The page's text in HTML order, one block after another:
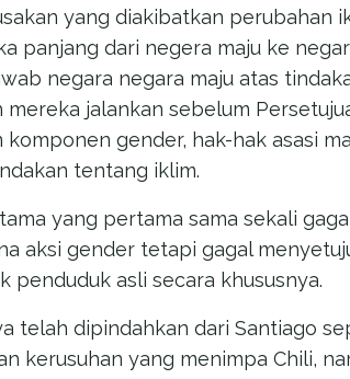
yang diakibatkan perubahan
panjang dari negera maju ke
negara negara maju atas
mereka jalankan sebelum
gender, hak-hak asasi
tentang iklim.
yang pertama sama sekali
aksi gender tetapi gagal
penduduk asli secara khususnya.
telah dipindahkan dari Santiago
kerusuhan yang menimpa Chili,